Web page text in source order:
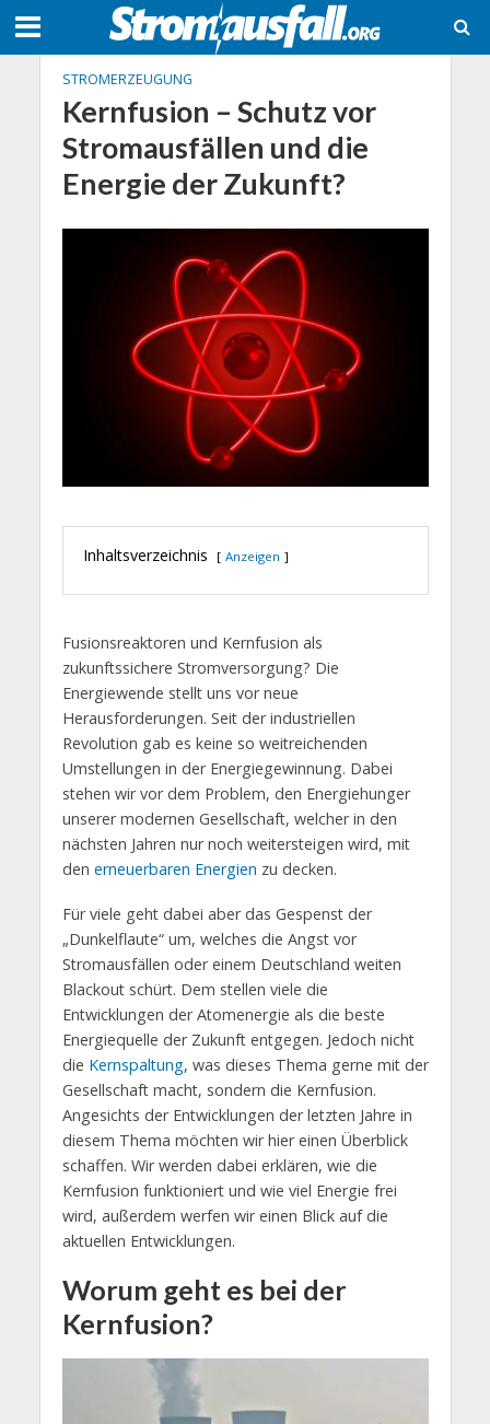
STROMERZEUGUNG
Kernfusion – Schutz vor
Stromausfällen und die
Energie der Zukunft?
Inhaltsverzeichnis Anzeigen
Fusionsreaktoren und Kernfusion als
zukunftssichere Stromversorgung? Die
Energiewende stellt uns vor neue
Herausforderungen. Seit der industriellen
Revolution gab es keine so weitreichenden
Umstellungen in der Energiegewinnung. Dabei
stehen wir vor dem Problem, den Energiehunger
unserer modernen Gesellschaft, welcher in den
nächsten Jahren nur noch weitersteigen wird, mit
den erneuerbaren Energien zu decken.
Für viele geht dabei aber das Gespenst der
„Dunkelflaute“ um, welches die Angst vor
Stromausfällen oder einem Deutschland weiten
Blackout schürt. Dem stellen viele die
Entwicklungen der Atomenergie als die beste
Energiequelle der Zukunft entgegen. Jedoch nicht
die Kernspaltung, was dieses Thema gerne mit der
Gesellschaft macht, sondern die Kernfusion.
Angesichts der Entwicklungen der letzten Jahre in
diesem Thema möchten wir hier einen Überblick
schaffen. Wir werden dabei erklären, wie die
Kernfusion funktioniert und wie viel Energie frei
wird, außerdem werfen wir einen Blick auf die
aktuellen Entwicklungen.
Worum geht es bei der
Kernfusion?